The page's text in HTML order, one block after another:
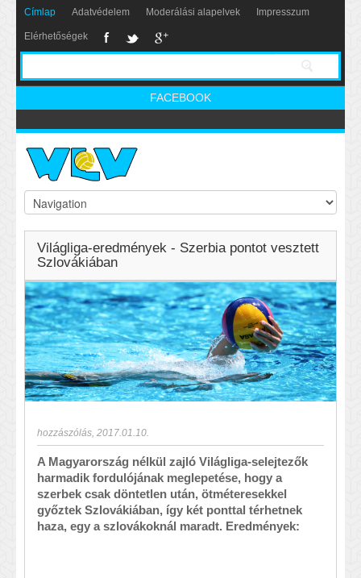
Címlap Adatvédelem Moderálási alapelvek Impresszum
Elérhetőségek
FACEBOOK
Világliga-eredmények - Szerbia pontot vesztett
Szlovákiában
hozzászólás 2017.01.10.
A Magyarország nélkül zajló Világliga-selejtezők
harmadik fordulójának meglepetése, hogy a
szerbek csak döntetlen után, ötméteresekkel
győztek Szlovákiában, így két ponttal térhetnek
haza, egy a szlovákoknál maradt. Eredmények: